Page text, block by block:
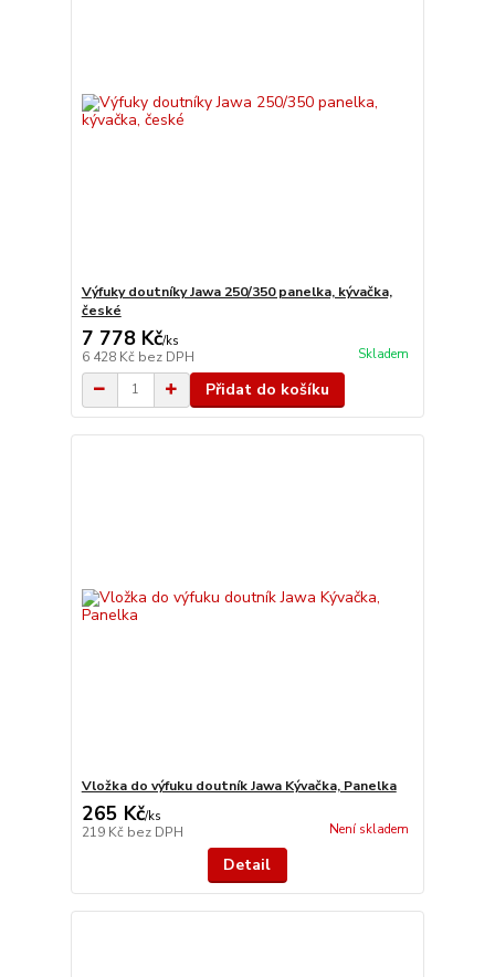
Výfuky doutníky Jawa 250/350 panelka, kývačka,
české
7 778 Kč/ks
6 428 Kč bez DPH Skladem
Přidat do košíku
Vložka do výfuku doutník Jawa Kývačka, Panelka
265 Kč/ks
219 Kč bez DPH Není skladem
Detail